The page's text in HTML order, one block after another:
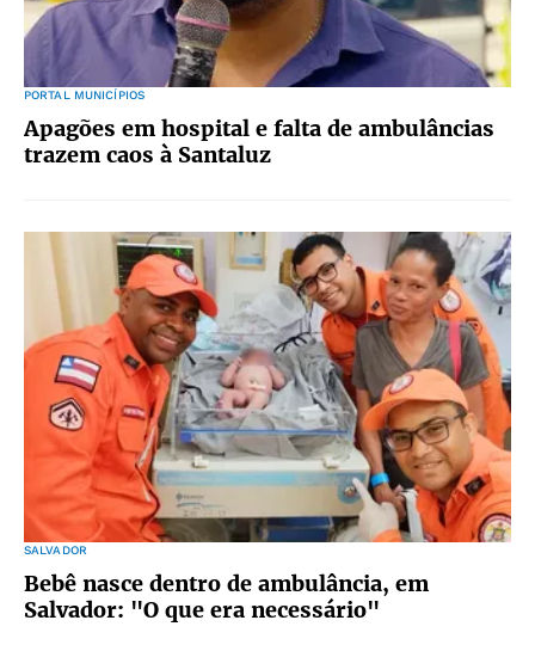
PORTAL MUNICÍPIOS
Apagões em hospital e falta de ambulâncias
trazem caos à Santaluz
SALVADOR
Bebê nasce dentro de ambulância, em
Salvador: "O que era necessário"